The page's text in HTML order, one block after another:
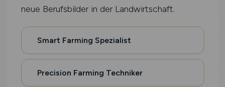
neue Berufsbilder in der Landwirtschaft.
Smart Farming Spezialist
Precision Farming Techniker